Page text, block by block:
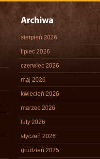
sierpień 2026
lipiec 2026
czerwiec 2026
maj 2026
kwiecień 2026
marzec 2026
luty 2026
styczeń 2026
grudzień 2025